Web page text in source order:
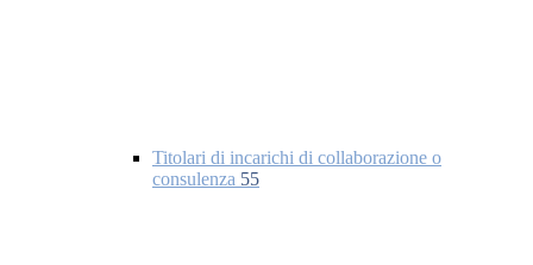
Titolari di incarichi di collaborazione o
consulenza 55